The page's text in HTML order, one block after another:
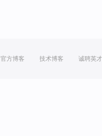
官方博客 技术博客 诚聘英才